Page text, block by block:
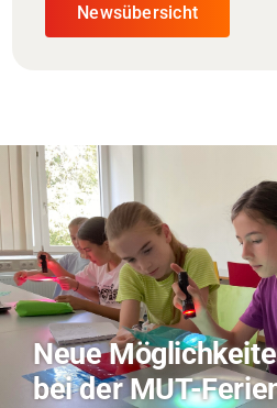
Newsübersicht
TVO berichtet
zu KI in der